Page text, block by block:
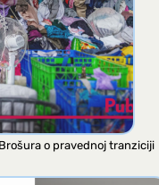
o pravednoj tranziciji